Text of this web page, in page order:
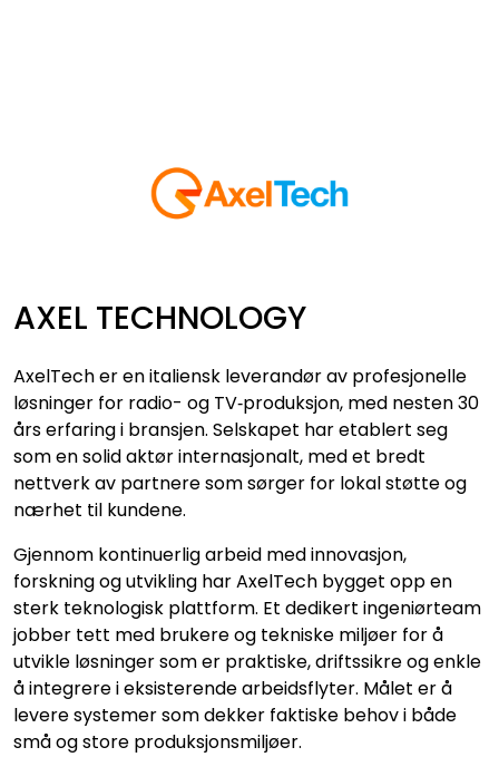
AXEL TECHNOLOGY
AxelTech er en italiensk leverandør av profesjonelle
løsninger for radio- og TV‑produksjon, med nesten 30
års erfaring i bransjen. Selskapet har etablert seg
som en solid aktør internasjonalt, med et bredt
nettverk av partnere som sørger for lokal støtte og
nærhet til kundene.
Gjennom kontinuerlig arbeid med innovasjon,
forskning og utvikling har AxelTech bygget opp en
sterk teknologisk plattform. Et dedikert ingeniørteam
jobber tett med brukere og tekniske miljøer for å
utvikle løsninger som er praktiske, driftssikre og enkle
å integrere i eksisterende arbeidsflyter. Målet er å
levere systemer som dekker faktiske behov i både
små og store produksjonsmiljøer.
VAREMERKER
AKTUELT
BRUKT
SAMTALEROM